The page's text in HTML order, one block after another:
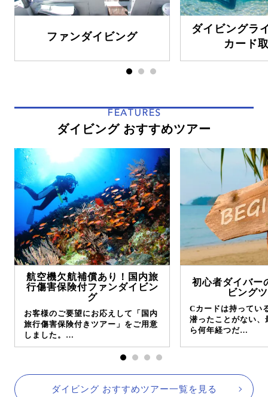
ファンダイビング
ダイビングラ
カード
FEATURES
ダイビング おすすめツアー
航空機欠航補償あり！国内旅
行傷害保険付ファンダイビン
グ
お客様のご要望にお応えして「国内
旅行傷害保険付きツアー」をご用意
しました。…
初心者ダイバー
ビング
Cカードは持ってい
潜ったことがない、
ら何年経つだ…
ダイビング おすすめツアー一覧を見る